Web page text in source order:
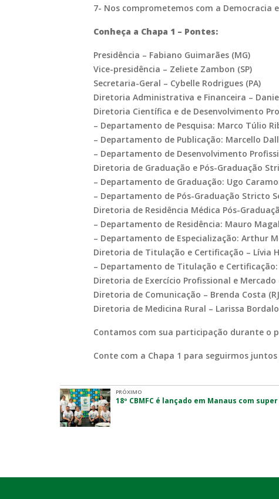
7- Nos comprometemos com a
Conheça a Chapa 1 – Pontes:
Presidência – Fabiano Guimarães (MG)
Vice-presidência – Zeliete Zambon (SP)
Secretaria-Geral – Cybelle Rodrigues (PA)
Diretoria Administrativa e Financeira –
Diretoria Científica e de Desenvolvimento
– Departamento de Pesquisa: Marco Túlio
– Departamento de Publicação: Marcello
– Departamento de Desenvolvimento
Diretoria de Graduação e Pós-Graduação
– Departamento de Graduação: Ugo
– Departamento de Pós-Graduação Stricto
Diretoria de Residência Médica Pós-
– Departamento de Residência: Mauro
– Departamento de Especialização: Arthur
Diretoria de Titulação e Certificação – Lívia
– Departamento de Titulação e Certificação:
Diretoria de Exercício Profissional e
Diretoria de Comunicação – Brenda Costa
Diretoria de Medicina Rural – Larissa
Contamos com sua participação durante o
Conte com a Chapa 1 para seguirmos
PRÓXIMO
18º CBMFC é lançado em Manaus com